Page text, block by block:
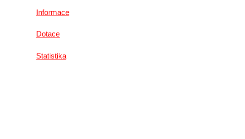
Informace
Dotace
Statistika